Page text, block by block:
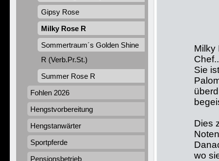
Milky
Sie
Dies
wo
Gipsy Rose
Milky Rose R
Sommertraum´s Golden Shine
R (Verb.Pr.St.)
Summer Rose R
Fohlen 2026
Hengstvorbereitung
Hengstanwärter
Sportpferde
Pensionsbetrieb